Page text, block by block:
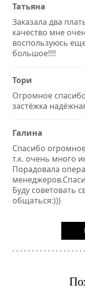
Татьяна
Заказала два
качество мне
воспользуюсь
большое!!!!
Тори
Огромное
застёжка
Галина
Спасибо
т.к. очень много
Порадовала
Буду советовать
общаться:)))